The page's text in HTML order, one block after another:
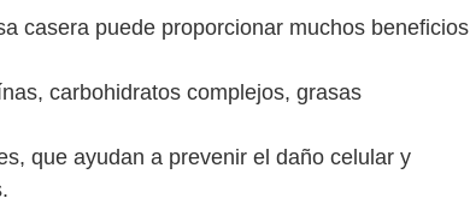
casera puede proporcionar muchos beneficios
carbohidratos complejos, grasas
que ayudan a prevenir el daño celular y